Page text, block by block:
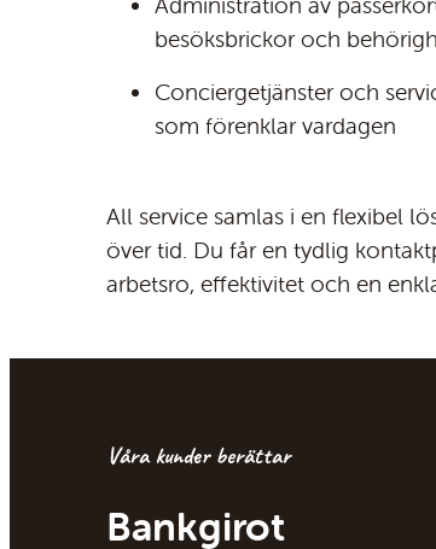
besöksbrickor och
Conciergetjänster och
som förenklar vardagen
All service samlas i en flexibel
över tid. Du får en tydlig
arbetsro, effektivitet och en
Våra kunder berättar
Bankgirot